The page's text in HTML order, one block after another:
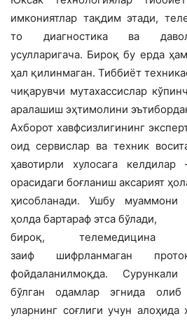
имкониятлар тақдим этади,
то диагностика ва
усулларигача. Бироқ бу ерда
ҳал қилинмаган. Тиббиёт
чиқарувчи мутахассислар
аралашиш эҳтимолини
Ахборот хавфсизлигининг
оид сервислар ва техник
ҳавотирли хулосага
орасидаги боғланиш аксарият
ҳисобланади. Ушбу муаммони
ҳолда бартараф этса бўлади,
бироқ, телемедицина
заиф шифрланмаган
фойдаланилмоқда.
бўлган одамлар эгнида
уларнинг соғлиги учун алоҳида